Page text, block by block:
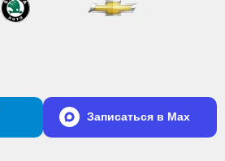
Записаться в Max